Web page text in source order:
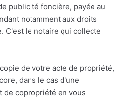
publicité foncière, payée au
notamment aux droits
C'est le notaire qui collecte
de votre acte de propriété,
dans le cas d'une
de copropriété en vous